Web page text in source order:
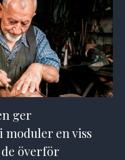
ger
moduler en viss
överför